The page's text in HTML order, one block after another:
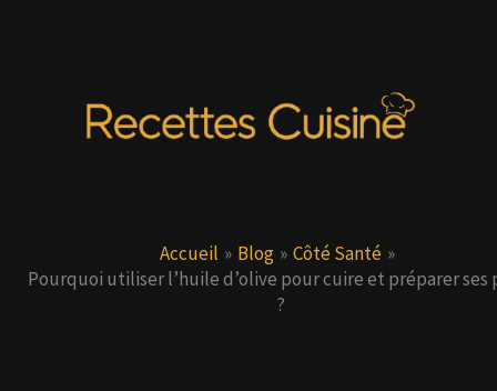
Accueil Blog
Côté Santé
Pourquoi utiliser l’huile d’olive pour cuire et préparer ses
?